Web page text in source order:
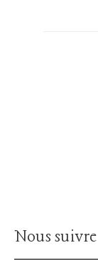
Nous suivre